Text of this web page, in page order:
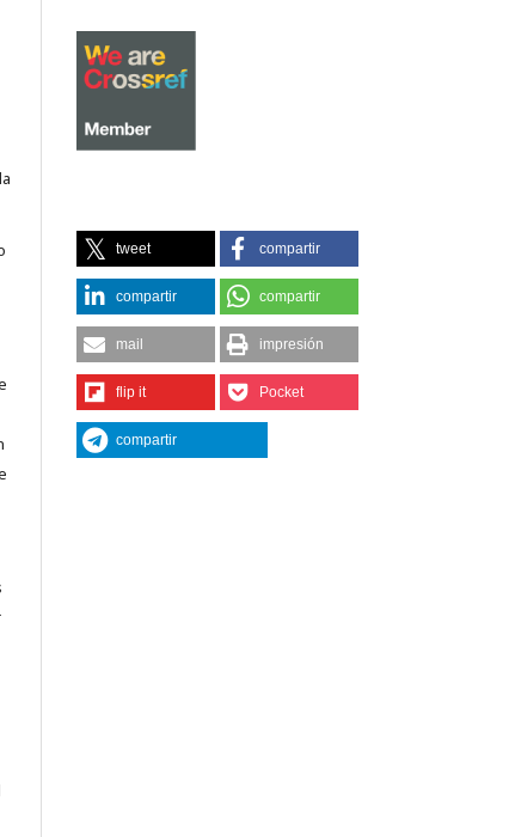
tweet compartir
compartir compartir
mail impresión
flip it Pocket
compartir